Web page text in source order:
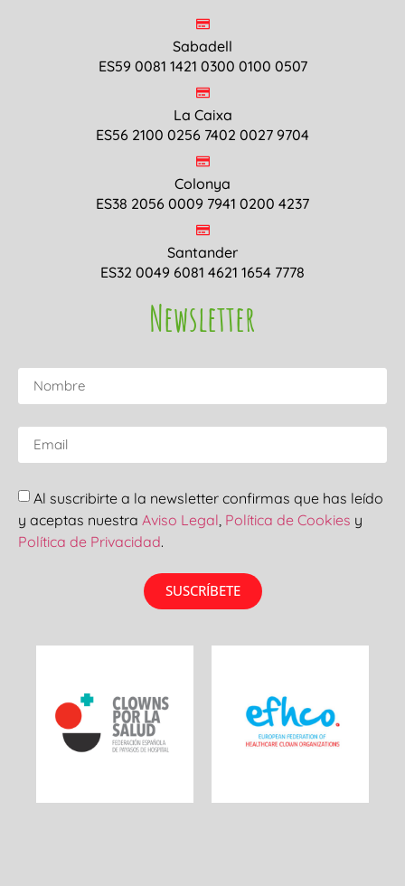
Sabadell
ES59 0081 1421 0300 0100 0507
La Caixa
ES56 2100 0256 7402 0027 9704
Colonya
ES38 2056 0009 7941 0200 4237
Santander
ES32 0049 6081 4621 1654 7778
Newsletter
Al suscribirte a la newsletter confirmas que has leído
y aceptas nuestra Aviso Legal Política de Cookies y
Política de Privacidad.
SUSCRÍBETE